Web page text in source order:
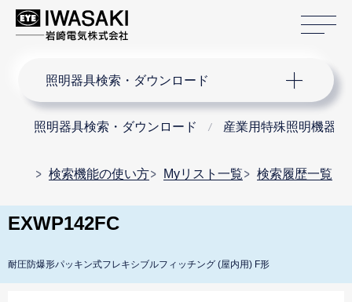
照明器具検索・ダウンロード
照明器具検索・ダウンロード 産業用特殊照明機器
検索機能の使い方 Myリスト一覧 検索履歴一覧
EXWP142FC
耐圧防爆形パッキン式フレキシブルフィッチング (屋内用) F形